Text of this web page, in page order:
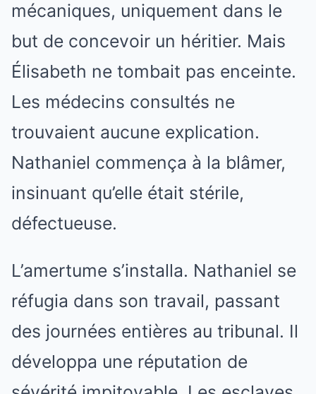
mécaniques, uniquement dans le
but de concevoir un héritier. Mais
Élisabeth ne tombait pas enceinte.
Les médecins consultés ne
trouvaient aucune explication.
Nathaniel commença à la blâmer,
insinuant qu’elle était stérile,
défectueuse.
L’amertume s’installa. Nathaniel se
réfugia dans son travail, passant
des journées entières au tribunal. Il
développa une réputation de